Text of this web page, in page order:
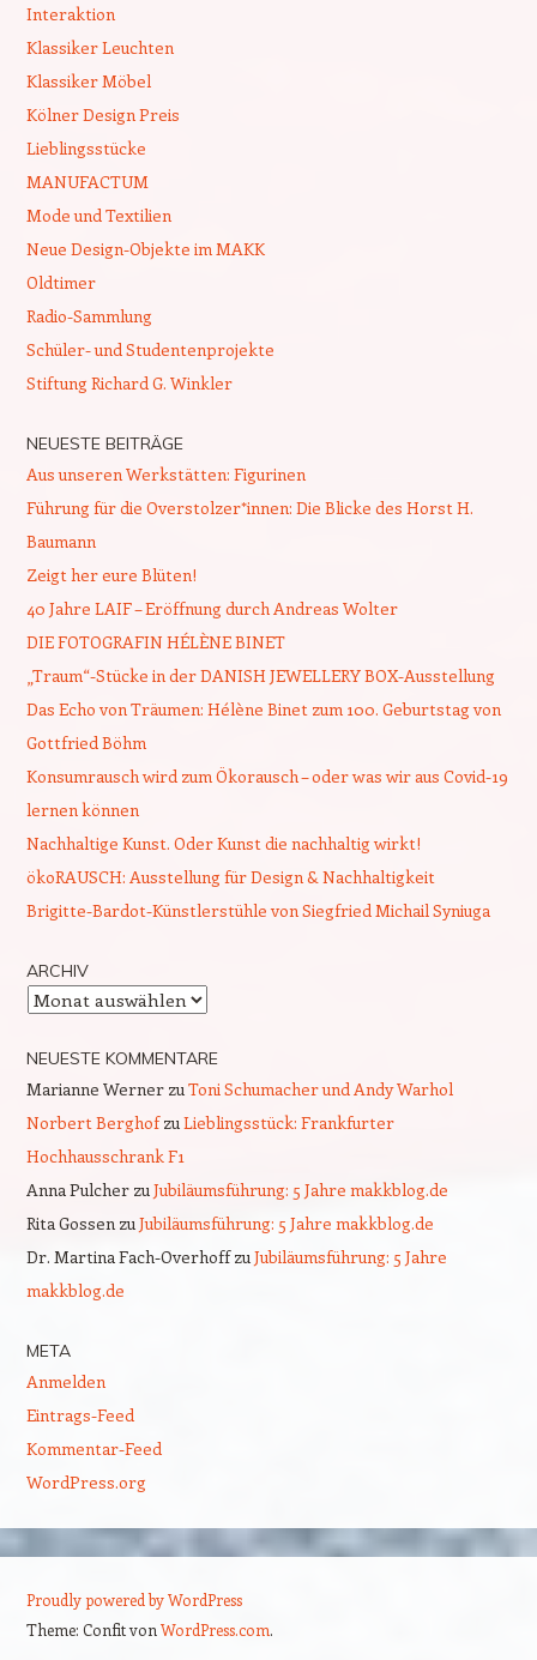
Interaktion
Klassiker Leuchten
Klassiker Möbel
Kölner Design Preis
Lieblingsstücke
MANUFACTUM
Mode und Textilien
Neue Design-Objekte im MAKK
Oldtimer
Radio-Sammlung
Schüler- und Studentenprojekte
Stiftung Richard G. Winkler
NEUESTE BEITRÄGE
Aus unseren Werkstätten: Figurinen
Führung für die Overstolzer*innen: Die Blicke des Horst H.
Baumann
Zeigt her eure Blüten!
40 Jahre LAIF – Eröffnung durch Andreas Wolter
DIE FOTOGRAFIN HÉLÈNE BINET
„Traum“-Stücke in der DANISH JEWELLERY BOX-Ausstellung
Das Echo von Träumen: Hélène Binet zum 100. Geburtstag von
Gottfried Böhm
Konsumrausch wird zum Ökorausch – oder was wir aus Covid-19
lernen können
Nachhaltige Kunst. Oder Kunst die nachhaltig wirkt!
ökoRAUSCH: Ausstellung für Design & Nachhaltigkeit
Brigitte-Bardot-Künstlerstühle von Siegfried Michail Syniuga
ARCHIV
Archiv
NEUESTE KOMMENTARE
Marianne Wernerzu Toni Schumacher und Andy Warhol
Norbert Berghofzu Lieblingsstück: Frankfurter
Hochhausschrank F1
Anna Pulcherzu Jubiläumsführung: 5 Jahre makkblog.de
Rita Gossen zu Jubiläumsführung: 5 Jahre makkblog.de
Dr. Martina Fach-Overhoffzu Jubiläumsführung: 5 Jahre
makkblog.de
META
Anmelden
Eintrags-Feed
Kommentar-Feed
WordPress.org
Proudly powered by WordPress
Theme: Confit von WordPress.com.